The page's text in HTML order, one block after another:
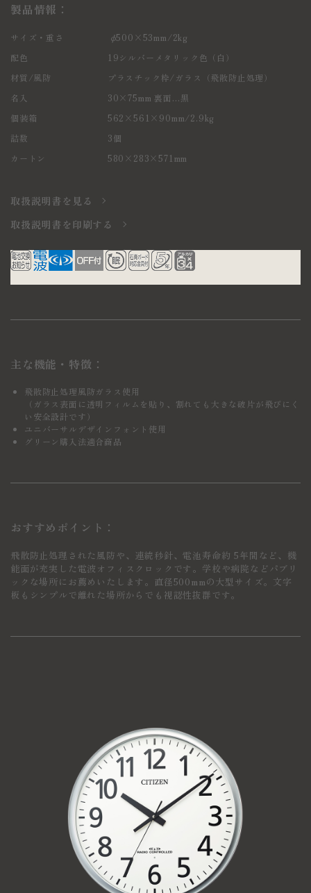
製品情報：
サイズ・重さ
φ500×53mm/2kg
配色
19シルバーメタリック色（白）
材質/風防
プラスチック枠/ガラス（飛散防止処理）
名入
30×75mm 裏面…黒
個装箱
562×561×90mm/2.9kg
詰数
3個
カートン
580×283×571mm
取扱説明書を見る
取扱説明書を印刷する
主な機能・特徴：
飛散防止処理風防ガラス使用
（ガラス表面に透明フィルムを貼り、割れても大きな破片が飛びにく
い安全設計です）
ユニバーサルデザインフォント使用
グリーン購入法適合商品
おすすめポイント：
飛散防止処理された風防や、連続秒針、電池寿命約 5年間など、機
能面が充実した電波オフィスクロックです。学校や病院などパブリ
ックな場所にお薦めいたします。直径500mmの大型サイズ。文字
板もシンプルで離れた場所からでも視認性抜群です。